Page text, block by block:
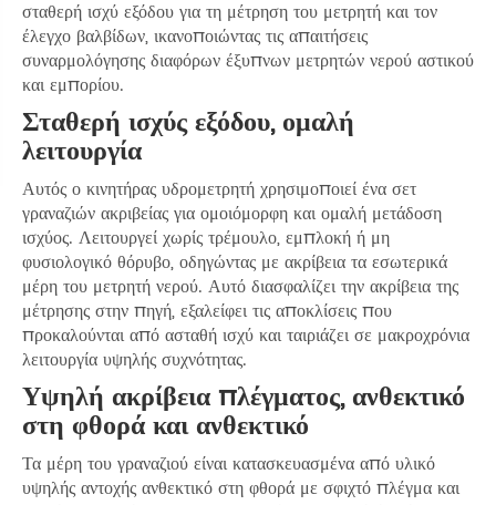
σταθερή ισχύ εξόδου για τη μέτρηση του μετρητή και τον
έλεγχο βαλβίδων, ικανοποιώντας τις απαιτήσεις
συναρμολόγησης διαφόρων έξυπνων μετρητών νερού αστικού
και εμπορίου.
Σταθερή ισχύς εξόδου, ομαλή
λειτουργία
Αυτός ο κινητήρας υδρομετρητή χρησιμοποιεί ένα σετ
γραναζιών ακριβείας για ομοιόμορφη και ομαλή μετάδοση
ισχύος. Λειτουργεί χωρίς τρέμουλο, εμπλοκή ή μη
φυσιολογικό θόρυβο, οδηγώντας με ακρίβεια τα εσωτερικά
μέρη του μετρητή νερού. Αυτό διασφαλίζει την ακρίβεια της
μέτρησης στην πηγή, εξαλείφει τις αποκλίσεις που
προκαλούνται από ασταθή ισχύ και ταιριάζει σε μακροχρόνια
λειτουργία υψηλής συχνότητας.
Υψηλή ακρίβεια πλέγματος, ανθεκτικό
στη φθορά και ανθεκτικό
Τα μέρη του γραναζιού είναι κατασκευασμένα από υλικό
υψηλής αντοχής ανθεκτικό στη φθορά με σφιχτό πλέγμα και